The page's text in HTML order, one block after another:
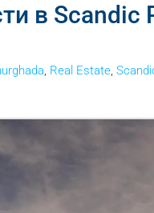
в Scandic
, Real Estate,